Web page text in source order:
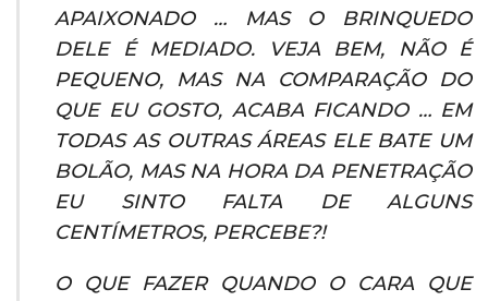
APAIXONADO … MAS O BRINQUEDO
DELE É MEDIADO. VEJA BEM, NÃO É
PEQUENO, MAS NA COMPARAÇÃO DO
QUE EU GOSTO, ACABA FICANDO … EM
TODAS AS OUTRAS ÁREAS ELE BATE UM
BOLÃO, MAS NA HORA DA PENETRAÇÃO
EU SINTO FALTA DE ALGUNS
CENTÍMETROS, PERCEBE?!
O QUE FAZER QUANDO O CARA QUE